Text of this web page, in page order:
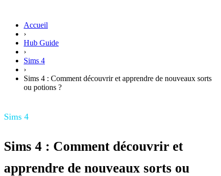
Accueil
›
Hub Guide
›
Sims 4
›
Sims 4 : Comment découvrir et apprendre de nouveaux sorts
ou potions ?
Sims 4
Sims 4 : Comment découvrir et
apprendre de nouveaux sorts ou